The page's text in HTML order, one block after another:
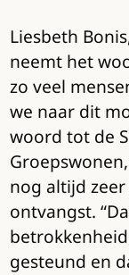
Liesbeth
neemt het
zo veel
we naar dit
woord tot de
nog altijd
ontvangst.
gesteund en